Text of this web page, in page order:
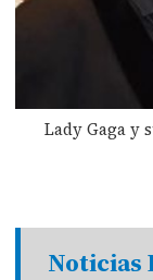
Lady Gaga y
Noticias